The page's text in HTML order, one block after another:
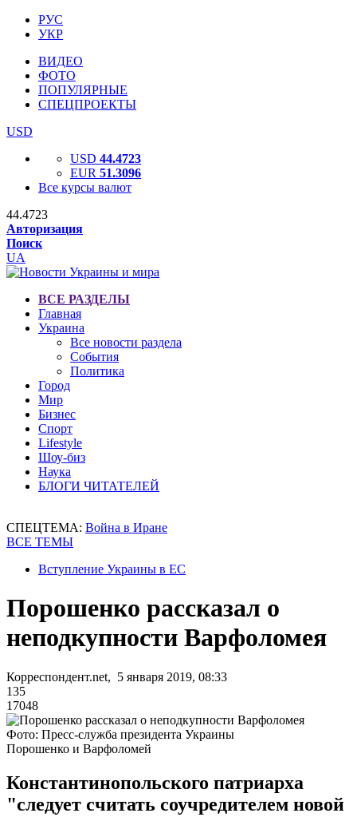
РУС
УКР
ВИДЕО
ФОТО
ПОПУЛЯРНЫЕ
СПЕЦПРОЕКТЫ
USD
USD 44.4723
EUR 51.3096
Все курсы валют
44.4723
Авторизация
Поиск
UA
ВСЕ РАЗДЕЛЫ
Главная
Украина
Все новости раздела
События
Политика
Город
Мир
Бизнес
Спорт
Lifestyle
Шоу-биз
Наука
БЛОГИ ЧИТАТЕЛЕЙ
СПЕЦТЕМА: Война в Иране
ВСЕ ТЕМЫ
Вступление Украины в ЕС
Порошенко рассказал о
неподкупности Варфоломея
Корреспондент.net, 5 января 2019, 08:33
135
17048
Фото: Пресс-служба президента Украины
Порошенко и Варфоломей
Константинопольского патриарха
"следует считать соучредителем новой